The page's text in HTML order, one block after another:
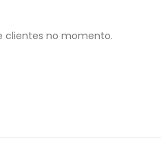
clientes no momento.